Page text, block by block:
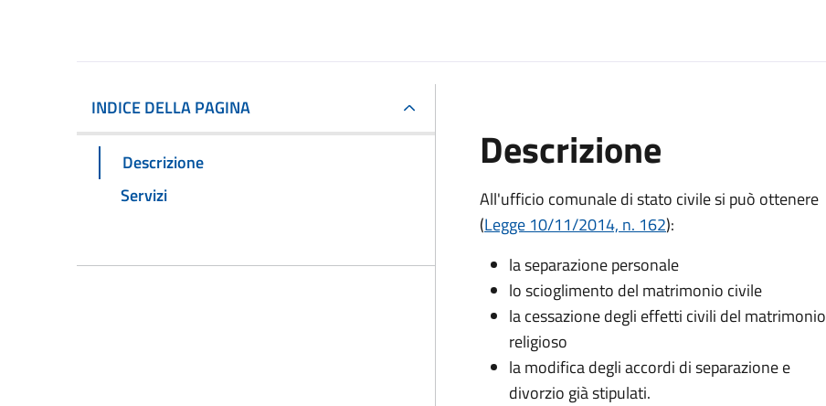
INDICE DELLA PAGINA
Descrizione
Servizi
Descrizione
All'ufficio comunale di stato civile si può ottenere
(Legge 10/11/2014, n. 162):
la separazione personale
lo scioglimento del matrimonio civile
la cessazione degli effetti civili del matrimonio
religioso
la modifica degli accordi di separazione e
divorzio già stipulati.